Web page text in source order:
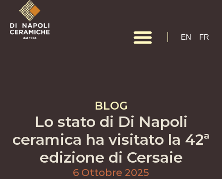
EN FR
BLOG
Lo stato di Di Napoli
ceramica ha visitato la 42ª
edizione di Cersaie
6 Ottobre 2025